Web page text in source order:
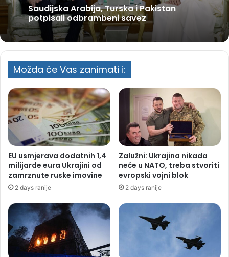
Saudijska Arabija, Turska i Pakistan
potpisali odbrambeni savez
Možda će Vas zanimati i:
EU usmjerava dodatnih 1,4
milijarde eura Ukrajini od
zamrznute ruske imovine
2 days ranije
Zalužni: Ukrajina nikada
neće u NATO, treba stvoriti
evropski vojni blok
2 days ranije